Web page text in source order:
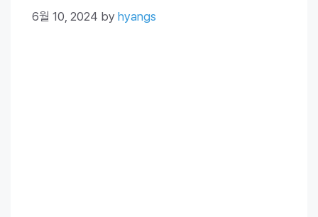
6월 10, 2024 by hyangs